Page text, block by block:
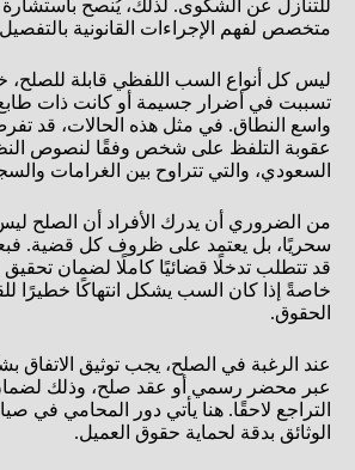
للتنازل عن الشكوى. لذلك، يُنصح
متخصص لفهم الإجراءات القانونية
ليس كل أنواع السب اللفظي قابلة للصلح،
تسببت في أضرار جسيمة أو كانت ذات
واسع النطاق. في مثل هذه الحالات، قد
عقوبة التلفظ على شخص وفقًا لنصوص
السعودي، والتي تتراوح بين الغرامات
من الضروري أن يدرك الأفراد أن الصلح
سحريًا، بل يعتمد على ظروف كل قضية.
قد تتطلب تدخلًا قضائيًا كاملًا لضمان تحقيق
خاصةً إذا كان السب يشكل انتهاكًا خطيرًا
الحقوق.
عند الرغبة في الصلح، يجب توثيق الاتفاق
عبر محضر رسمي أو عقد صلح، وذلك
التراجع لاحقًا. هنا يأتي دور المحامي في
الوثائق بدقة لحماية حقوق العميل.